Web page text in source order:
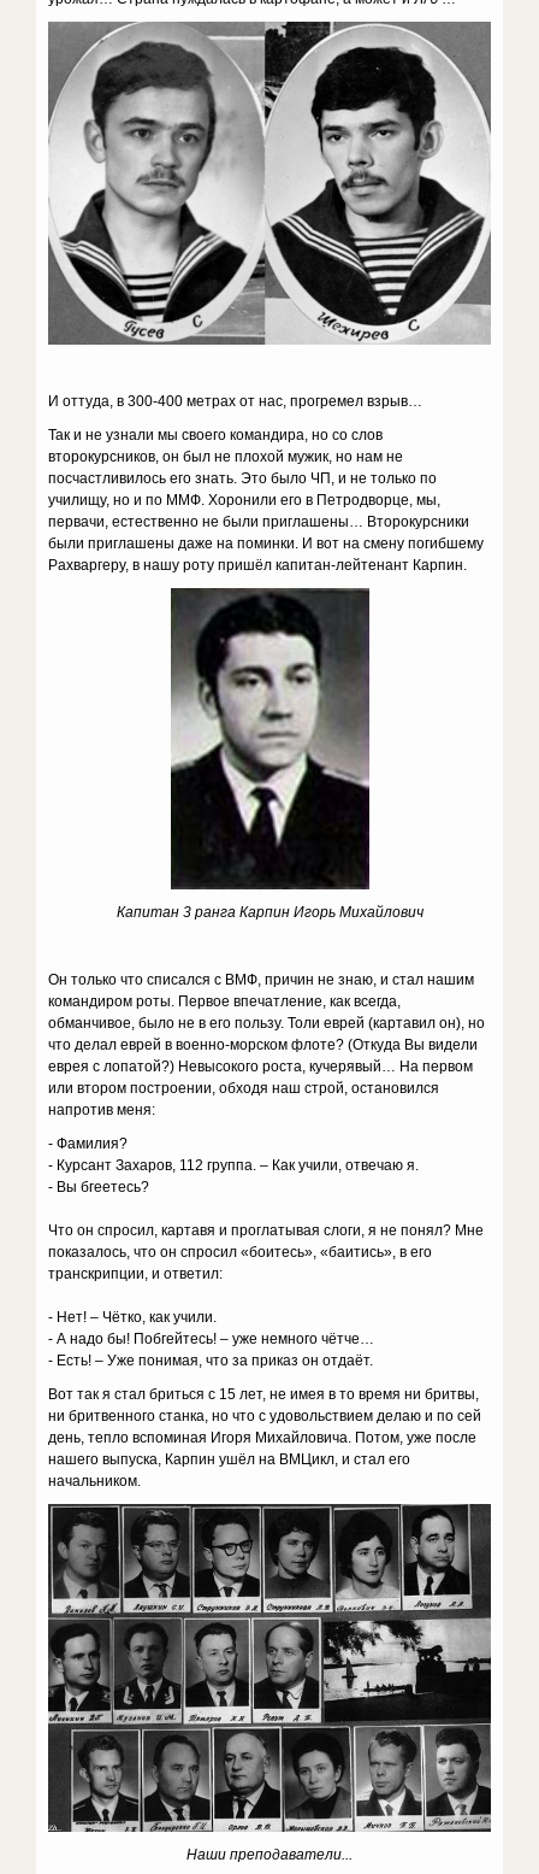
И оттуда, в 300-400 метрах от нас, прогремел взрыв…
Так и не узнали мы своего командира, но со слов
второкурсников, он был не плохой мужик, но нам не
посчастливилось его знать. Это было ЧП, и не только по
училищу, но и по ММФ. Хоронили его в Петродворце, мы,
первачи, естественно не были приглашены… Второкурсники
были приглашены даже на поминки. И вот на смену погибшему
Рахваргеру, в нашу роту пришёл капитан-лейтенант Карпин.
Капитан 3 ранга Карпин Игорь Михайлович
Он только что списался с ВМФ, причин не знаю, и стал нашим
командиром роты. Первое впечатление, как всегда,
обманчивое, было не в его пользу. Толи еврей (картавил он), но
что делал еврей в военно-морском флоте? (Откуда Вы видели
еврея с лопатой?) Невысокого роста, кучерявый… На первом
или втором построении, обходя наш строй, остановился
напротив меня:
- Фамилия?
- Курсант Захаров, 112 группа. – Как учили, отвечаю я.
- Вы бгеетесь?
Что он спросил, картавя и проглатывая слоги, я не понял? Мне
показалось, что он спросил «боитесь», «баитись», в его
транскрипции, и ответил:
- Нет! – Чётко, как учили.
- А надо бы! Побгейтесь! – уже немного чётче…
- Есть! – Уже понимая, что за приказ он отдаёт.
Вот так я стал бриться с 15 лет, не имея в то время ни бритвы,
ни бритвенного станка, но что с удовольствием делаю и по сей
день, тепло вспоминая Игоря Михайловича. Потом, уже после
нашего выпуска, Карпин ушёл на ВМЦикл, и стал его
начальником.
Наши преподаватели...